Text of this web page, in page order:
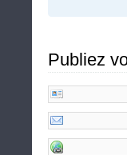
Publiez